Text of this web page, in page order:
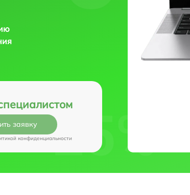
заявку
конфиденциальности